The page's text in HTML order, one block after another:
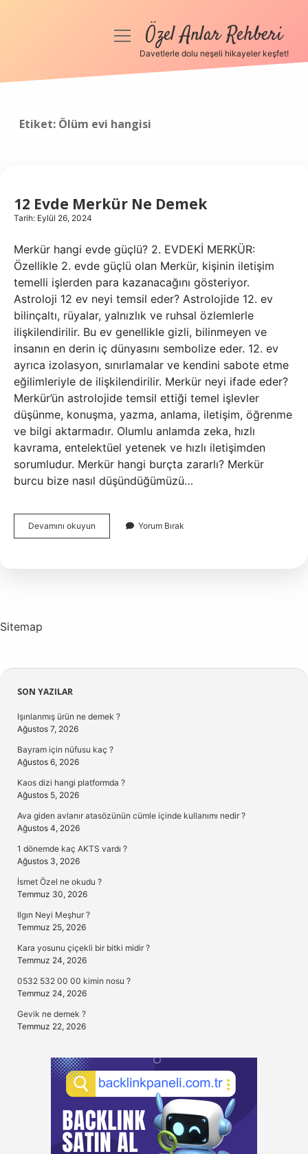
Anasayfa
menüyüÖzel Anlar Rehberi
Davetlerle dolu neşeli hikayeler keşfet!
Etiket: Ölüm evi hangisi
12 Evde Merkür Ne Demek
Tarih: Eylül 26, 2024
Merkür hangi evde güçlü? 2. EVDEKİ MERKÜR:
Özellikle 2. evde güçlü olan Merkür, kişinin iletişim
temelli işlerden para kazanacağını gösteriyor.
Astroloji 12 ev neyi temsil eder? Astrolojide 12. ev
bilinçaltı, rüyalar, yalnızlık ve ruhsal özlemlerle
ilişkilendirilir. Bu ev genellikle gizli, bilinmeyen ve
insanın en derin iç dünyasını sembolize eder. 12. ev
ayrıca izolasyon, sınırlamalar ve kendini sabote etme
eğilimleriyle de ilişkilendirilir. Merkür neyi ifade eder?
Merkür’ün astrolojide temsil ettiği temel işlevler
düşünme, konuşma, yazma, anlama, iletişim, öğrenme
ve bilgi aktarmadır. Olumlu anlamda zeka, hızlı
kavrama, entelektüel yetenek ve hızlı iletişimden
sorumludur. Merkür hangi burçta zararlı? Merkür
burcu bize nasıl düşündüğümüzü…
Devamını okuyun
Evde
Yorum Bırak
Sitemap
Sidebar
SON YAZILAR
Işınlanmış ürün ne demek ?
Ağustos 7, 2026
Bayram için nüfusu kaç ?
Ağustos 6, 2026
Kaos dizi hangi platformda ?
Ağustos 5, 2026
Ava giden avlanır atasözünün cümle içinde kullanımı nedir ?
Ağustos 4, 2026
1 dönemde kaç AKTS vardı ?
Ağustos 3, 2026
İsmet Özel ne okudu ?
Temmuz 30, 2026
Ilgın Neyi Meşhur ?
Temmuz 25, 2026
Kara yosunu çiçekli bir bitki midir ?
Temmuz 24, 2026
0532 532 00 00 kimin nosu ?
Temmuz 24, 2026
Gevik ne demek ?
Temmuz 22, 2026